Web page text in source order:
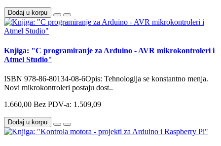
Dodaj u korpu
Knjiga: "C programiranje za Arduino - AVR mikrokontroleri i
Atmel Studio"
ISBN 978-86-80134-08-6Opis: Tehnologija se konstantno menja.
Novi mikrokontroleri postaju dost..
1.660,00 Bez PDV-a: 1.509,09
Dodaj u korpu